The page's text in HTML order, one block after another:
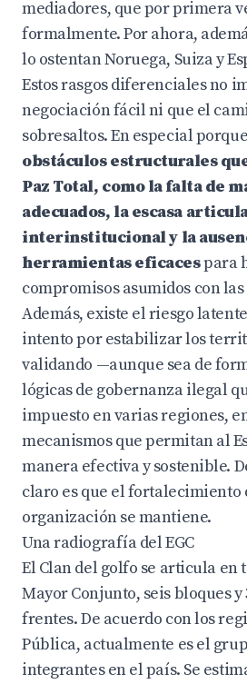
mediadores, que por primera
formalmente. Por ahora,
lo ostentan Noruega, Suiza y
Estos rasgos diferenciales no
negociación fácil ni que el
sobresaltos. En especial porque
obstáculos estructurales
Paz Total, como la falta de
adecuados, la escasa
interinstitucional y la
herramientas eficacespara
compromisos asumidos con
Además, existe el riesgo
intento por estabilizar los
validando —aunque sea de
lógicas de gobernanza ilegal
impuesto en varias regiones,
mecanismos que permitan al
manera efectiva y sostenible.
claro es que el fortalecimiento
organización se mantiene.
Una radiografía del EGC
El Clan del golfo se articula en
Mayor Conjunto, seis bloques
frentes. De acuerdo con los
Pública, actualmente es el
integrantes en el país. Se